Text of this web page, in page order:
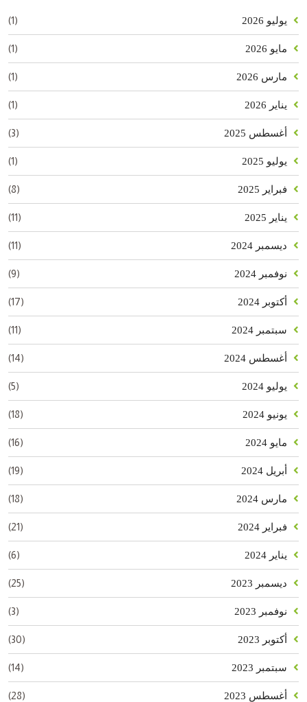
يوليو 2026 (1)
مايو 2026 (1)
مارس 2026 (1)
يناير 2026 (1)
أغسطس 2025 (3)
يوليو 2025 (1)
فبراير 2025 (8)
يناير 2025 (11)
ديسمبر 2024 (11)
نوفمبر 2024 (9)
أكتوبر 2024 (17)
سبتمبر 2024 (11)
أغسطس 2024 (14)
يوليو 2024 (5)
يونيو 2024 (18)
مايو 2024 (16)
أبريل 2024 (19)
مارس 2024 (18)
فبراير 2024 (21)
يناير 2024 (6)
ديسمبر 2023 (25)
نوفمبر 2023 (3)
أكتوبر 2023 (30)
سبتمبر 2023 (14)
أغسطس 2023 (28)